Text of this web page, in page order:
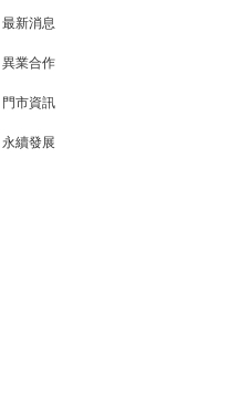
最新消息
異業合作
門市資訊
永續發展